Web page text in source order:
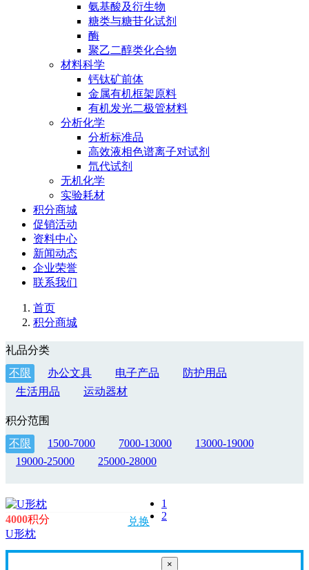
氨基酸及衍生物
糖类与糖苷化试剂
酶
聚乙二醇类化合物
材料科学
钙钛矿前体
金属有机框架原料
有机发光二极管材料
分析化学
分析标准品
高效液相色谱离子对试剂
氘代试剂
无机化学
实验耗材
积分商城
促销活动
资料中心
新闻动态
企业荣誉
联系我们
首页
积分商城
礼品分类
不限
办公文具 电子产品
防护用品
生活用品
运动器材
积分范围
不限
1500-7000 7000-13000
13000-19000
19000-25000
25000-28000
兑换
4000积分
U形枕
1
2
×